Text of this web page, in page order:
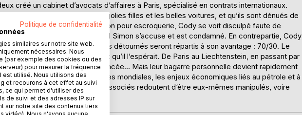
créé un cabinet d’avocats d’affaires à Paris, spécialisé en contrats internationaux.
en ce qu’ils aiment le luxe, les jolies filles et les belles voitures, et qu’ils sont dénués de
écope d‘une peine de prison pour escroquerie, Cody se voit disculpé faute de
ont conclu un accord : seul Simon s’accuse et est condamné. En contrepartie, Cody
prison, les 50 millions de dollars détournés seront répartis à son avantage : 70/30. Le
pas sa part aussi facilement qu’il l’espérait. De Paris au Liechtenstein, en passant par
la chasse à l’homme est lancée… Mais leur bagarre personnelle devient rapidement
plus hautes instances politiques mondiales, les enjeux économiques liés au pétrole et à
les deux anciens associés redoutent d‘être eux-mêmes manipulés, voire
Politique de confidentialité
similaires sur notre site web.
nécessaires. Nous
(par exemple des cookies ou des
pour mesurer la fréquence
utilisé. Nous utilisons des
et recourons à cet effet au suivi
ce qui permet d'utiliser des
de suivi et des adresses IP sur
sur notre site des contenus tiers
vidéo). Nous n'avons aucune